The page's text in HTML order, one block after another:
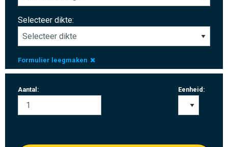
Selecteer dikte:
Formulier leegmaken
Aantal: Eenheid: